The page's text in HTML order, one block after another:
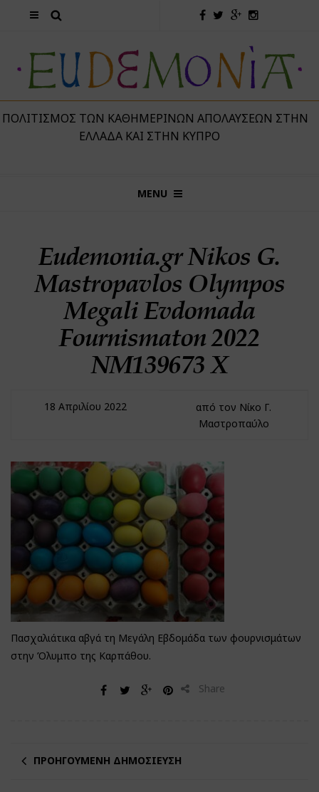
ΤΩΝ ΚΑΘΗΜΕΡΙΝΏΝ ΑΠΟΛΑΎΣΕΩΝ ΣΤΗΝ
ΕΛΛΆΔΑ ΚΑΙ ΣΤΗΝ ΚΎΠΡΟ
MENU
Eudemonia.gr Nikos G.
Mastropavlos Olympos
Megali Evdomada
Fournismaton 2022
NM139673 Χ
18 Απριλίου 2022
από τον Νίκο Γ.
Μαστροπαύλο
Πασχαλιάτικα αβγά τη Μεγάλη Εβδομάδα των φουρνισμάτων
στην Όλυμπο της Καρπάθου.
Share
ΠΡΟΗΓΟΎΜΕΝΗ ΔΗΜΟΣΊΕΥΣΗ